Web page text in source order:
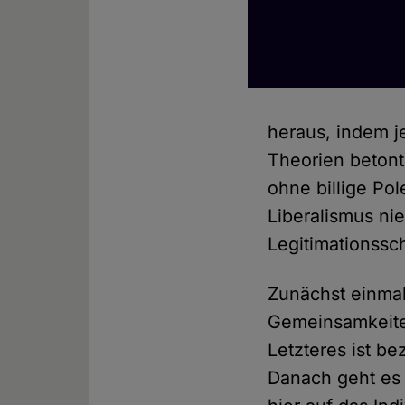
heraus, indem
Theorien
ohne billige
Liberalismus
Zunächst
Letzteres ist
Danach geht